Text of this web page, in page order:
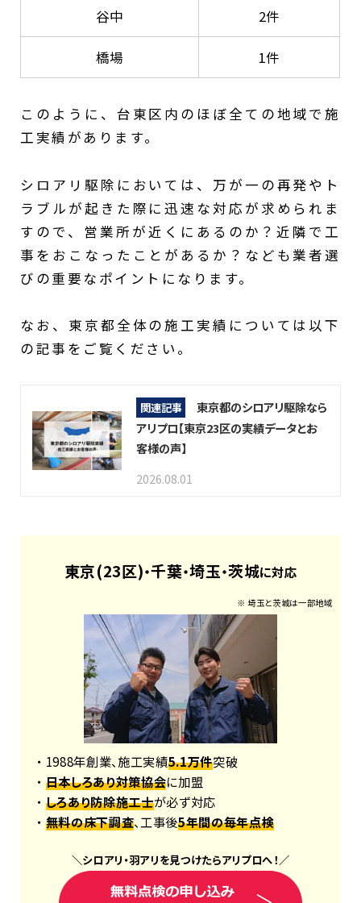
谷中 2件
橋場 1件
このように、台東区内のほぼ全ての地域で施
工実績があります。
シロアリ駆除においては、万が一の再発やト
ラブルが起きた際に迅速な対応が求められま
すので、営業所が近くにあるのか？近隣で工
事をおこなったことがあるか？なども業者選
びの重要なポイントになります。
なお、東京都全体の施工実績については以下
の記事をご覧ください。
関連記事
東京都のシロアリ駆除なら
アリプロ【東京23区の実績データとお
客様の声】
2026.08.01
東京(23区)・千葉・埼玉・茨城に対応
※ 埼玉と茨城は一部地域
・ 1988年創業、施工実績5.1万件突破
・ 日本しろあり対策協会に加盟
・ しろあり防除施工士が必ず対応
・ 無料の床下調査、工事後5年間の毎年点検
＼シロアリ ・羽アリを見つけたらアリプロへ！／